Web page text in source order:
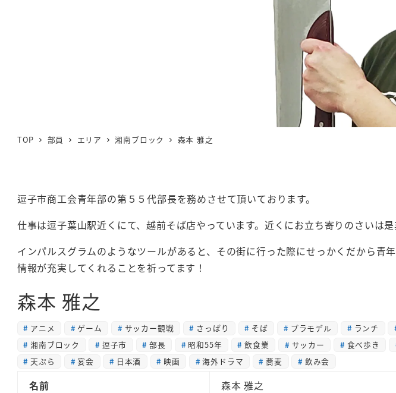
TOP 部員 エリア 湘南ブロック 森本 雅之
逗子市商工会青年部の第５５代部長を務めさせて頂いております。
仕事は逗子葉山駅近くにて、越前そば店やっています。近くにお立ち寄りのさいは是
インパルスグラムのようなツールがあると、その街に行った際にせっかくだから青
情報が充実してくれることを祈ってます！
森本 雅之
アニメ ゲーム サッカー観戦 さっぱり そば プラモデル ランチ
湘南ブロック
逗子市 部長 昭和55年 飲食業 サッカー 食べ歩き
天ぷら
宴会 日本酒 映画 海外ドラマ 蕎麦 飲み会
名前
森本 雅之